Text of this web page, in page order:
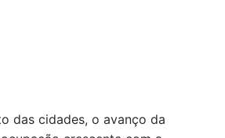
das cidades, o avanço da